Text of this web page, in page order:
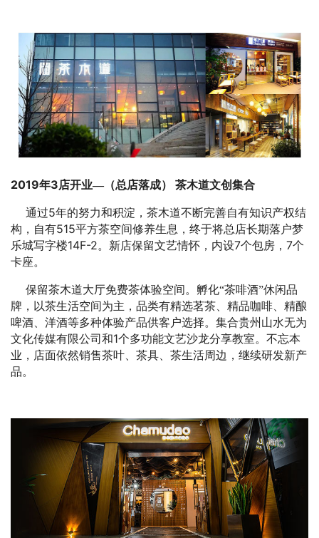
2019年3店开业—（总店落成） 茶木道文创集合
通过5年的努力和积淀，茶木道不断完善自有知识产权结
构，自有515平方茶空间修养生息，终于将总店长期落户梦
乐城写字楼14F-2。新店保留文艺情怀，内设7个包房， 7个
卡座。
保留茶木道大厅免费茶体验空间。孵化“茶啡酒”休闲品
牌，以茶生活空间为主，品类有精选茗茶、精品咖啡、精酿
啤酒、洋酒等多种体验产品供客户选择。集合贵州山水无为
文化传媒有限公司和1个多功能文艺沙龙分享教室。不忘本
业，店面依然销售茶叶、茶具、茶生活周边，继续研发新产
品。